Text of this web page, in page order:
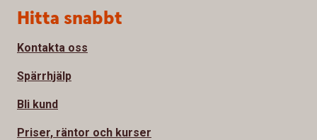
Sidfot
Hitta snabbt
Kontakta oss
Spärrhjälp
Bli kund
Priser, räntor och kurser